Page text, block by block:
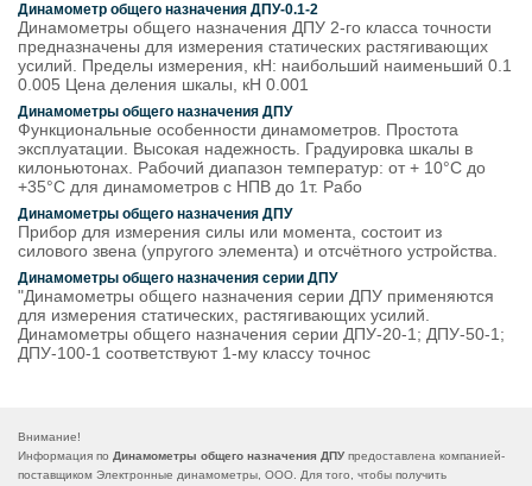
Динамометр общего назначения ДПУ-0.1-2
Динамометры общего назначения ДПУ 2-го класса точности
предназначены для измерения статических растягивающих
усилий. Пределы измерения, кН: наибольший наименьший 0.1
0.005 Цена деления шкалы, кН 0.001
Динамометры общего назначения ДПУ
Функциональные особенности динамометров. Простота
эксплуатации. Высокая надежность. Градуировка шкалы в
килоньютонах. Рабочий диапазон температур: от + 10°C до
+35°С для динамометров с НПВ до 1т. Рабо
Динамометры общего назначения ДПУ
Прибор для измерения силы или момента, состоит из
силового звена (упругого элемента) и отсчётного устройства.
Динамометры общего назначения серии ДПУ
"Динамометры общего назначения серии ДПУ применяются
для измерения статических, растягивающих усилий.
Динамометры общего назначения серии ДПУ-20-1; ДПУ-50-1;
ДПУ-100-1 соответствуют 1-му классу точнос
Внимание!
Информация по Динамометры общего назначения ДПУ предоставлена компанией-
поставщиком Электронные динамометры, ООО. Для того, чтобы получить